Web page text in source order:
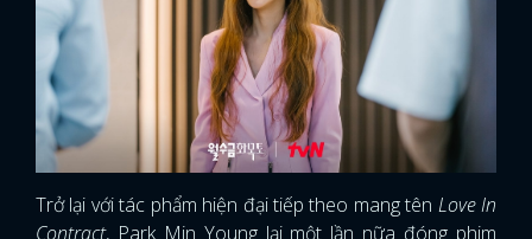
Trở lại với tác phẩm hiện đại tiếp theo mang tên Love In
Contract, Park Min Young lại một lần nữa đóng phim